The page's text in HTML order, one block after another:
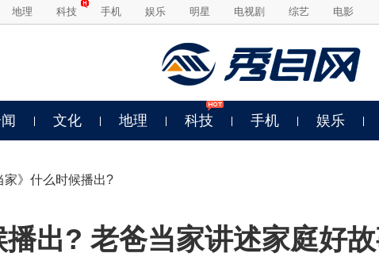
地理 科技 手机 娱乐 明星 电视剧 综艺 电影
文化 地理 科技 手机 娱乐
家》什么时候播出?
出? 老爸当家讲述家庭好